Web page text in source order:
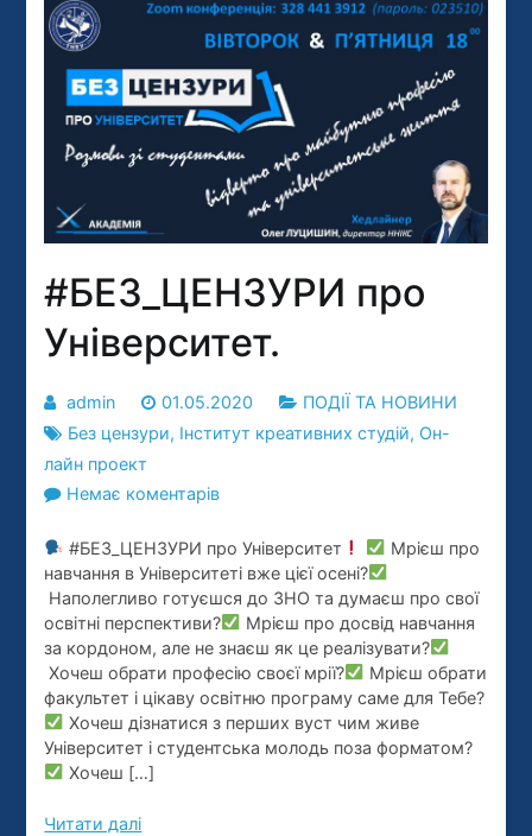
#БЕЗ_ЦЕНЗУРИ про
Університет.
admin 01.05.2020
ПОДІЇ ТА НОВИНИ
Без цензури, Інститут креативних студій, Он-
лайн проект
Немає коментарівдо
про
Університет.
#БЕЗ_ЦЕНЗУРИ про Університет
Мрієш про
навчання в Університеті вже цієї осені?
Наполегливо готуєшся до ЗНО та думаєш про свої
освітні перспективи?
Мрієш про досвід навчання
за кордоном, але не знаєш як це реалізувати?
Хочеш обрати професію своєї мрії?
Мрієш обрати
факультет і цікаву освітню програму саме для Тебе?
Хочеш дізнатися з перших вуст чим живе
Університет і студентська молодь поза форматом?
Хочеш […]
Читати далі